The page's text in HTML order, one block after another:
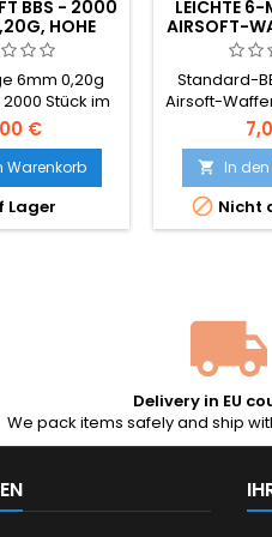
BBS - 2000
HOHE
6mm 0,20g
Stück im
universelle
Gewicht,
mit nahezu
und
Waffen.
Oberfläche,
€
Warenkorb
Lager
LEICHTE
AIRSOFT-
STÜCK,
Standard-
Airsoft-
0,12 g,
werden für
geringer
Pistolen
 In
 Nicht
Delivery in EU
We pack items safely and ship